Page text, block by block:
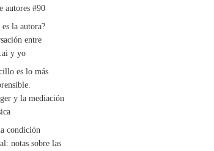
autores #90
es la autora?
entre
y yo
es lo más
y la mediación
condición
notas sobre las